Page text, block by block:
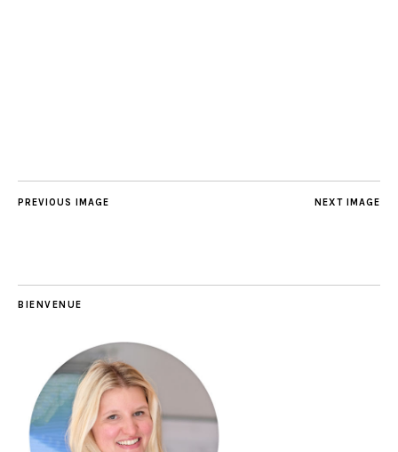
NEXT IMAGE
PREVIOUS IMAGE
BIENVENUE